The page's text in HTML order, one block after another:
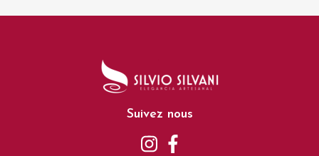
Suivez nous